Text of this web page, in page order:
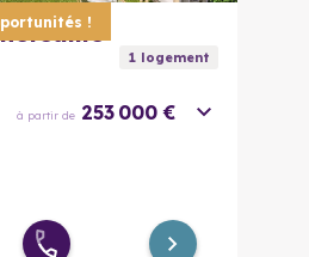
!
1logement
à partir de 253 000 €